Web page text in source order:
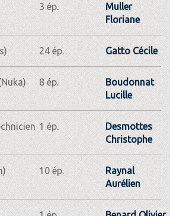
3 ép.
Muller
Floriane
24 ép. Gatto Cécile
8 ép.
Boudonnat
Lucille
1 ép.
Desmottes
Christophe
10 ép.
Raynal
Aurélien